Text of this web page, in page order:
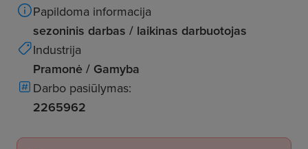
Papildoma informacija
sezoninis darbas / laikinas darbuotojas
Industrija
Pramonė / Gamyba
Darbo pasiūlymas:
2265962